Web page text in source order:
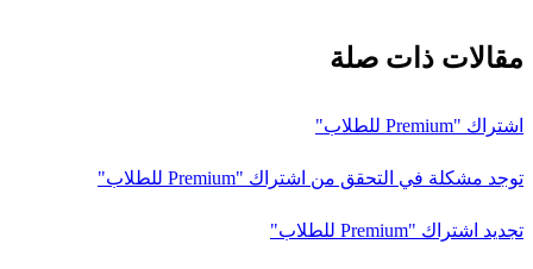
مقالات ذات صلة
اشتراك "Premium للطلاب"
توجد مشكلة في التحقق من اشتراك "Premium للطلاب"
تجديد اشتراك "Premium للطلاب"